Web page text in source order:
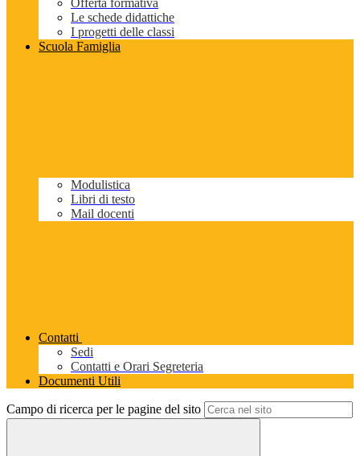
Offerta formativa
Le schede didattiche
I progetti delle classi
Scuola Famiglia
Modulistica
Libri di testo
Mail docenti
Contatti
Sedi
Contatti e Orari Segreteria
Documenti Utili
Campo di ricerca per le pagine del sito